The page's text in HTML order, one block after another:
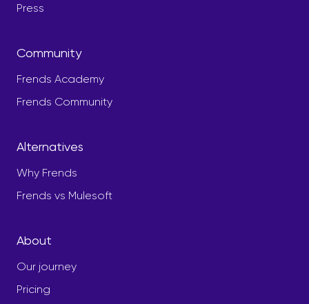
Press
Community
Frends Academy
Frends Community
Alternatives
Why Frends
Frends vs Mulesoft
About
Our journey
Pricing